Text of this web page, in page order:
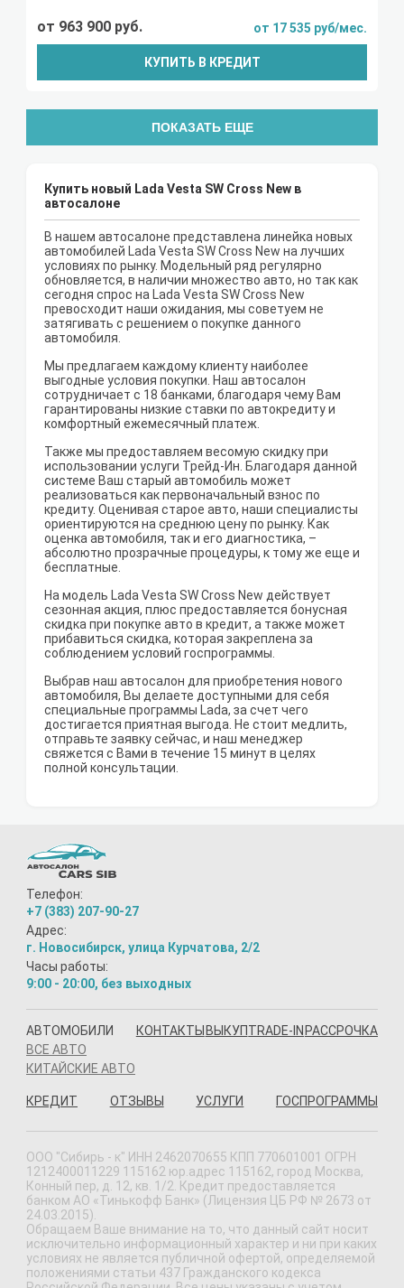
от 963 900 руб. от 17 535 руб/мес.
КУПИТЬ В КРЕДИТ
ПОКАЗАТЬ ЕЩЕ
Купить новый Lada Vesta SW Cross New в
автосалоне
В нашем автосалоне представлена линейка новых
автомобилей Lada Vesta SW Cross New на лучших
условиях по рынку. Модельный ряд регулярно
обновляется, в наличии множество авто, но так как
сегодня спрос на Lada Vesta SW Cross New
превосходит наши ожидания, мы советуем не
затягивать с решением о покупке данного
автомобиля.
Мы предлагаем каждому клиенту наиболее
выгодные условия покупки. Наш автосалон
сотрудничает с 18 банками, благодаря чему Вам
гарантированы низкие ставки по автокредиту и
комфортный ежемесячный платеж.
Также мы предоставляем весомую скидку при
использовании услуги Трейд-Ин. Благодаря данной
системе Ваш старый автомобиль может
реализоваться как первоначальный взнос по
кредиту. Оценивая старое авто, наши специалисты
ориентируются на среднюю цену по рынку. Как
оценка автомобиля, так и его диагностика, –
абсолютно прозрачные процедуры, к тому же еще и
бесплатные.
На модель Lada Vesta SW Cross New действует
сезонная акция, плюс предоставляется бонусная
скидка при покупке авто в кредит, а также может
прибавиться скидка, которая закреплена за
соблюдением условий госпрограммы.
Выбрав наш автосалон для приобретения нового
автомобиля, Вы делаете доступными для себя
специальные программы Lada, за счет чего
достигается приятная выгода. Не стоит медлить,
отправьте заявку сейчас, и наш менеджер
свяжется с Вами в течение 15 минут в целях
полной консультации.
Телефон:
+7 (383) 207-90-27
Адрес:
г. Новосибирск, улица Курчатова, 2/2
Часы работы:
9:00 - 20:00, без выходных
АВТОМОБИЛИ
ВСЕ АВТО
КИТАЙСКИЕ АВТО
КОНТАКТЫ ВЫКУПTRADE-IN РАССРОЧКА
КРЕДИТ ОТЗЫВЫ УСЛУГИ ГОСПРОГРАММЫ
ООО "Сибирь - к" ИНН 2462070655 КПП 770601001 ОГРН
1212400011229 115162 юр.адрес 115162, город Москва,
Конный пер, д. 12, кв. 1/2. Кредит предоставляется
банком АО «Тинькофф Банк» (Лицензия ЦБ РФ № 2673 от
24.03.2015).
Обращаем Ваше внимание на то, что данный сайт носит
исключительно информационный характер и ни при каких
условиях не является публичной офертой, определяемой
положениями статьи 437 Гражданского кодекса